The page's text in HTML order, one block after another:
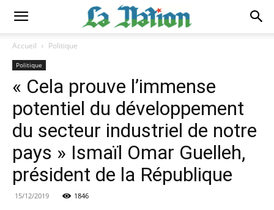
Accueil Politique
Politique
« Cela prouve l’immense
potentiel du développement
du secteur industriel de notre
pays » Ismaïl Omar Guelleh,
président de la République
15/12/2019 1846